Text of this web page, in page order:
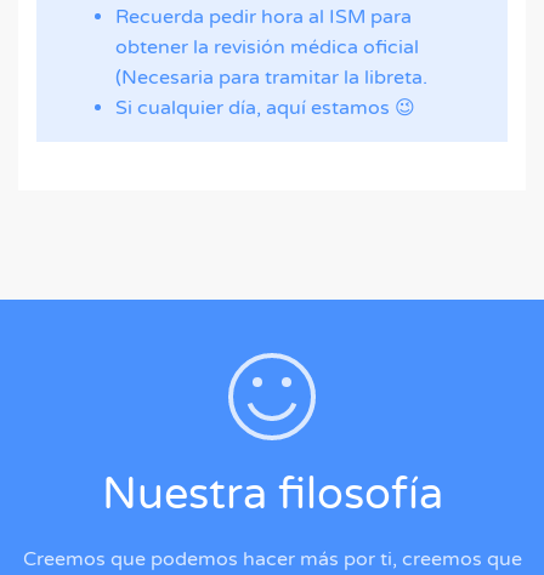
Recuerda pedir hora al ISM para
obtener la revisión médica oficial
(Necesaria para tramitar la libreta.
Si cualquier día, aquí estamos 😉
Nuestra filosofía
Creemos que podemos hacer más por ti, creemos que